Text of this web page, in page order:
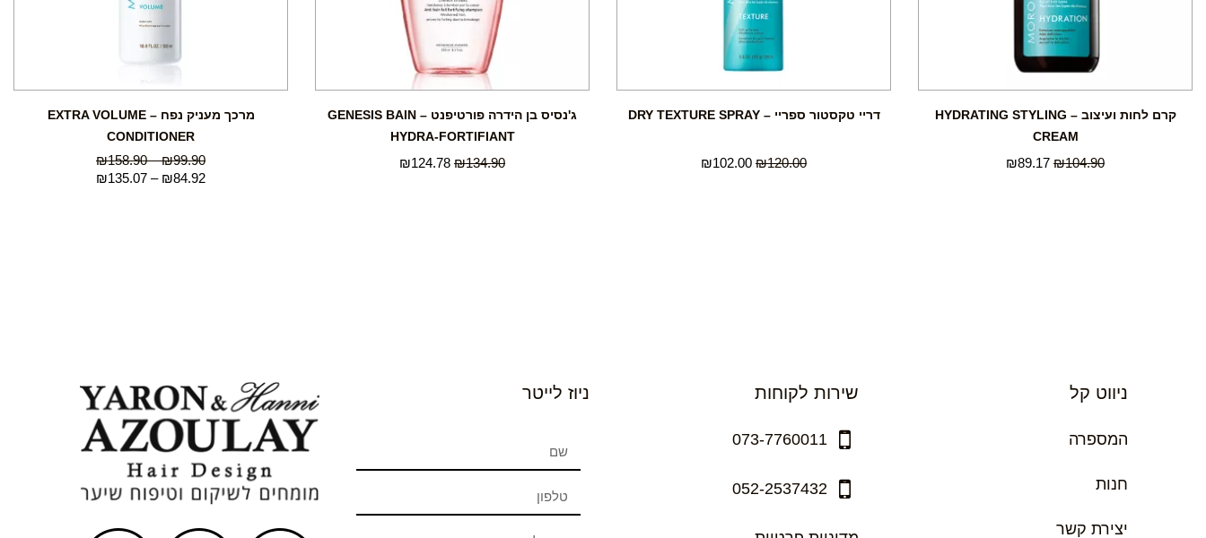
קרם לחות ועיצוב – HYDRATING STYLING
CREAM
₪104.90
₪89.17
דריי טקסטור ספריי – DRY TEXTURE SPRAY
₪120.00
₪102.00
ג'נסיס בן הידרה פורטיפנט – GENESIS BAIN
HYDRA-FORTIFIANT
₪134.90
₪124.78
מרכך מעניק נפח – EXTRA VOLUME
CONDITIONER
₪99.90
–
₪158.90
₪84.92
–
₪135.07
ניווט קל
המספרה
חנות
יצירת קשר
שירות לקוחות
073-7760011
052-2537432
ניוז לייטר